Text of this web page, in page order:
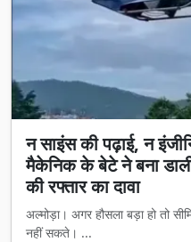
न साइंस की पढ़ाई, न
मैकेनिक के बेटे ने बना
की रफ्तार का दावा
अल्मोड़ा। अगर हौसला बड़ा हो तो
नहीं सकते। ...